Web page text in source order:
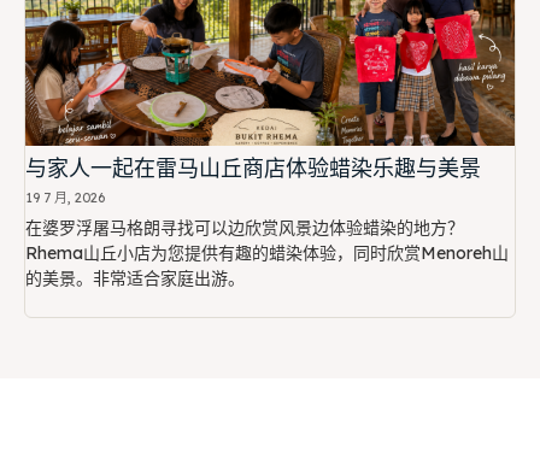
与家人一起在雷马山丘商店体验蜡染乐趣与美景
19 7 月, 2026
在婆罗浮屠马格朗寻找可以边欣赏风景边体验蜡染的地方？
Rhema山丘小店为您提供有趣的蜡染体验，同时欣赏Menoreh山
的美景。非常适合家庭出游。